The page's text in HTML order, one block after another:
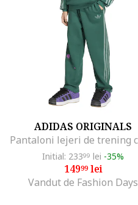
ADIDAS ORIGINALS
Initial: 23399 lei -35%
14999lei
Vandut de Fashion Days